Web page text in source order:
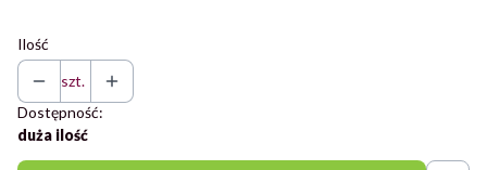
Ilość
szt.
Dostępność:
duża ilość